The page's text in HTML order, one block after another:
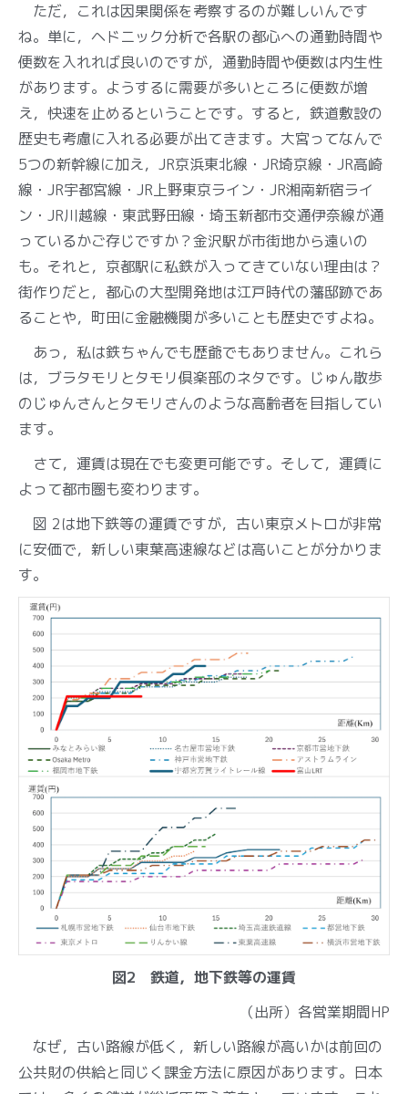
ただ，これは因果関係を考察するのが難しいんです
ね。単に，ヘドニック分析で各駅の都心への通勤時間や
便数を入れれば良いのですが，通勤時間や便数は内生性
があります。ようするに需要が多いところに便数が増
え，快速を止めるということです。すると，鉄道敷設の
歴史も考慮に入れる必要が出てきます。大宮ってなんで
5つの新幹線に加え，JR京浜東北線・JR埼京線・JR高崎
線・JR宇都宮線・JR上野東京ライン・JR湘南新宿ライ
ン・JR川越線・東武野田線・埼玉新都市交通伊奈線が通
っているかご存じですか？金沢駅が市街地から遠いの
も。それと，京都駅に私鉄が入ってきていない理由は？
街作りだと，都心の大型開発地は江戸時代の藩邸跡であ
ることや，町田に金融機関が多いことも歴史ですよね。
あっ，私は鉄ちゃんでも歴爺でもありません。これら
は，ブラタモリとタモリ倶楽部のネタです。じゅん散歩
のじゅんさんとタモリさんのような高齢者を目指してい
ます。
さて，運賃は現在でも変更可能です。そして，運賃に
よって都市圏も変わります。
図 2は地下鉄等の運賃ですが，古い東京メトロが非常
に安価で，新しい東葉高速線などは高いことが分かりま
す。
図2 鉄道，地下鉄等の運賃
（出所）各営業期間HP
なぜ，古い路線が低く，新しい路線が高いかは前回の
公共財の供給と同じく課金方法に原因があります。日本